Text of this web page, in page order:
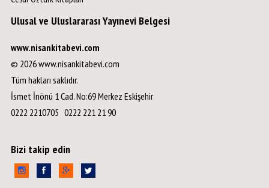
Ulusal ve Uluslararası Yayınevi Belgesi
www.nisankitabevi.com
© 2026 www.nisankitabevi.com
Tüm hakları saklıdır.
İsmet İnönü 1 Cad. No:69 Merkez Eskişehir
0222 2210705 0222 221 21 90
Bizi takip edin